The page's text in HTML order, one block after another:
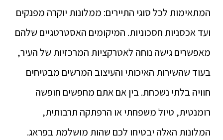
המתאימות לכל סוגי התיירים: ממלונות יוקרה מפנקים
ועד אכסניות חסכוניות. המיקומים האסטרטגיים שלהם
מאפשרים גישה נוחה לאטרקציות המרכזיות של העיר,
בעוד שהשירות האיכותי והעיצוב המרשים מבטיחים
חוויה בלתי נשכחת. בין אם אתם מחפשים חופשה
רומנטית, טיול משפחתי או הרפתקה תרבותית,
המלונות האלה יבטיחו לכם שהות מושלמת בפראג.